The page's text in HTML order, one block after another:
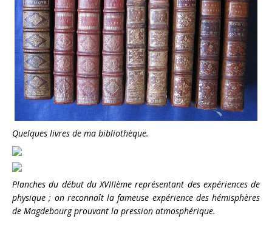
Quelques livres de ma bibliothèque.
Planches du début du XVIIIème représentant des expériences de
physique ; on reconnaît la fameuse expérience des hémisphères
de Magdebourg prouvant la pression atmosphérique.